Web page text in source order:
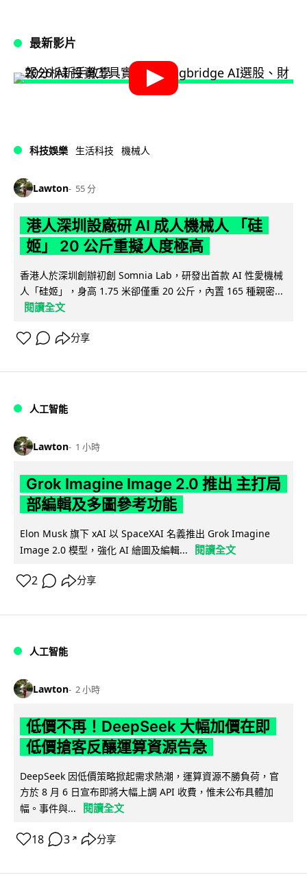
最新影片
科技娛樂 生活科技 機械人
Lawton 55 分
港人深圳設廠研 AI 成人機械人 「硅
姬」 20 公斤重擬人度極高
香港人於深圳創辦初創 Somnia Lab，研發出首款 AI 性愛機械
人「硅姬」，身高 1.75 米卻僅重 20 公斤，內置 165 種親密...
閱讀全文
分享
人工智能
Lawton 1 小時
Grok Imagine Image 2.0 推出 主打局
部編輯及多圖參考功能
Elon Musk 旗下 xAI 以 SpaceXAI 名義推出 Grok Imagine
Image 2.0 模型，強化 AI 繪圖及編輯...
閱讀全文
2 分享
人工智能
Lawton 2 小時
低價不再！DeepSeek 大幅加價在即
低價搶客反釀運算資源告急
DeepSeek 因低價策略掀起需求熱潮，運算資源不勝負荷，官
方於 8 月 6 日宣布即將大幅上調 API 收費，惟未公布具體加
幅。事件與...
閱讀全文
18 3 ↗ 分享